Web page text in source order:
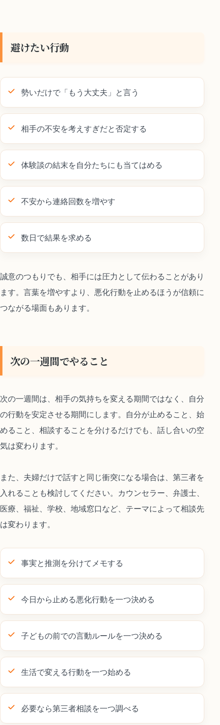
避けたい行動
勢いだけで「もう大丈夫」と言う
相手の不安を考えすぎだと否定する
体験談の結末を自分たちにも当てはめる
不安から連絡回数を増やす
数日で結果を求める
誠意のつもりでも、相手には圧力として伝わることがあり
ます。言葉を増やすより、悪化行動を止めるほうが信頼に
つながる場面もあります。
次の一週間でやること
次の一週間は、相手の気持ちを変える期間ではなく、自分
の行動を安定させる期間にします。自分が止めること、始
めること、相談することを分けるだけでも、話し合いの空
気は変わります。
また、夫婦だけで話すと同じ衝突になる場合は、第三者を
入れることも検討してください。カウンセラー、弁護士、
医療、福祉、学校、地域窓口など、テーマによって相談先
は変わります。
事実と推測を分けてメモする
今日から止める悪化行動を一つ決める
子どもの前での言動ルールを一つ決める
生活で変える行動を一つ始める
必要なら第三者相談を一つ調べる